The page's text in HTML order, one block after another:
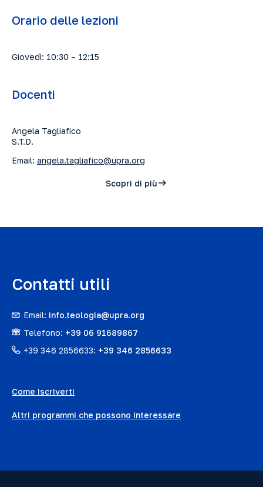
Orario delle lezioni
Giovedì: 10:30 – 12:15
Docenti
Angela Tagliafico
S.T.D.
Email: angela.tagliafico@upra.org
Scopri di più
Contatti utili
Email: info.teologia@upra.org
Telefono: +39 06 91689867
+39 346 2856633: +39 346 2856633
Come iscriverti
Altri programmi che possono interessare